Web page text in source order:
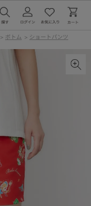
> ボトム > ショートパンツ